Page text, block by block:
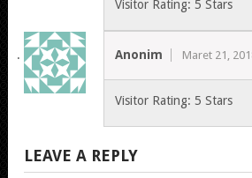
Visitor Rating: 5 Stars
Anonim Maret 21,
Visitor Rating: 5 Stars
LEAVE A REPLY